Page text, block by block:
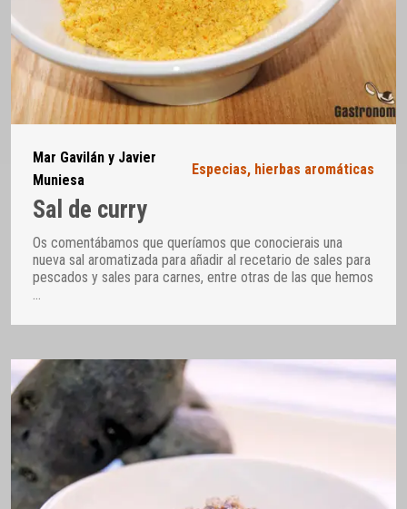
Mar Gavilán y Javier
Muniesa
Especias, hierbas aromáticas
Sal de curry
Os comentábamos que queríamos que conocierais una
nueva sal aromatizada para añadir al recetario de sales para
pescados y sales para carnes, entre otras de las que hemos
…